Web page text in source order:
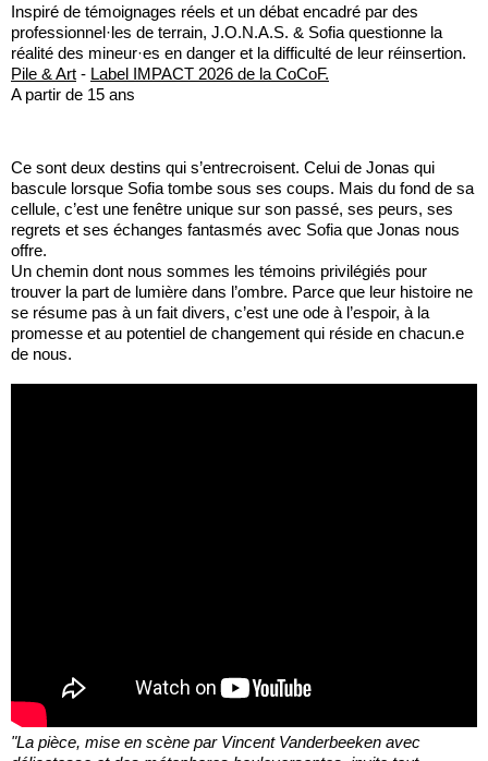
Inspiré de témoignages réels et un débat encadré par des
professionnel·les de terrain, J.O.N.A.S. & Sofia questionne la
réalité des mineur·es en danger et la difficulté de leur réinsertion.
Pile & Art - Label IMPACT 2026 de la CoCoF.
A partir de 15 ans
Ce sont deux destins qui s’entrecroisent. Celui de Jonas qui
bascule lorsque Sofia tombe sous ses coups. Mais du fond de sa
cellule, c’est une fenêtre unique sur son passé, ses peurs, ses
regrets et ses échanges fantasmés avec Sofia que Jonas nous
offre.
Un chemin dont nous sommes les témoins privilégiés pour
trouver la part de lumière dans l’ombre. Parce que leur histoire ne
se résume pas à un fait divers, c’est une ode à l’espoir, à la
promesse et au potentiel de changement qui réside en chacun.e
de nous.
"La pièce, mise en scène par Vincent Vanderbeeken avec